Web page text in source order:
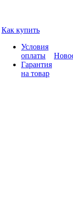
Как купить
Условия
оплаты
Гарантия
на товар